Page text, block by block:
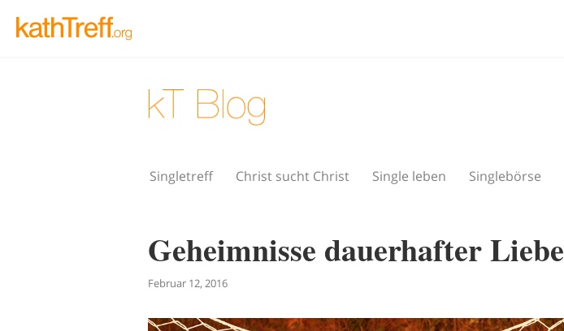
Singletreff Christ sucht Christ Single leben Singlebörse
Geheimnisse dauerhafter Liebe
Februar 12, 2016